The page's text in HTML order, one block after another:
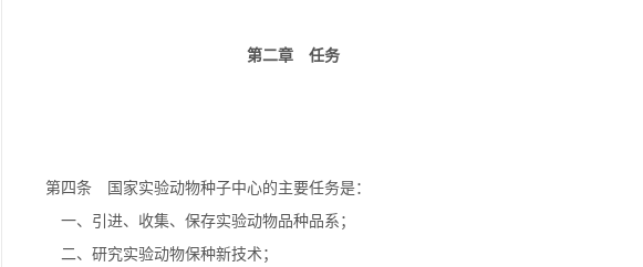
第二章 任务
第四条 国家实验动物种子中心的主要任务是：
一、引进、收集、保存实验动物品种品系；
二、研究实验动物保种新技术；